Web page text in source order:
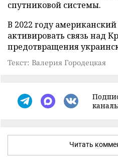
спутниковой системы.
В 2022 году
активировать связь над
предотвращения
Текст: Валерия Городецкая
Читать